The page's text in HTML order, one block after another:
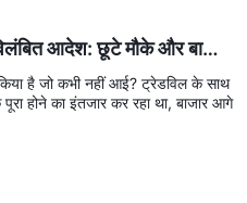
आदेश: छूटे मौके और बाजार
है जो कभी नहीं आई? ट्रेडविल के साथ
होने का इंतजार कर रहा था, बाजार आगे